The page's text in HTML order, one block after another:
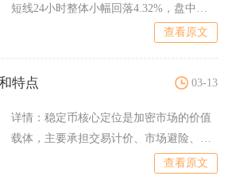
短线24小时整体小幅回落4.32%，盘中短
查看原文
特点 03-13
详情： 稳定币核心定位是加密市场的价值
载体，主要承担交易计价、市场避险、链
查看原文